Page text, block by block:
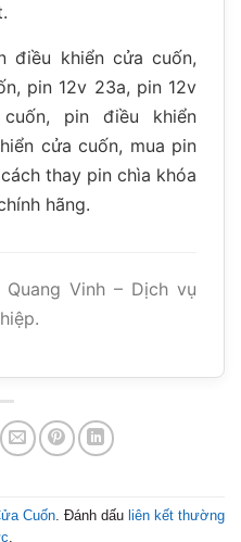
điều khiển cửa cuốn,
pin 12v 23a, pin 12v
pin điều khiển
cửa cuốn, mua pin
thay pin chìa khóa
hãng.
Vinh – Dịch vụ
Cuốn . Đánh dấu liên kết thường